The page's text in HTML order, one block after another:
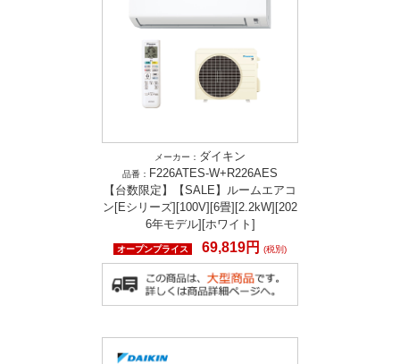
メーカー： ダイキン
品番： F226ATES-W+R226AES
【台数限定】【SALE】ルームエアコ
ン[Eシリーズ][100V][6畳][2.2kW][202
6年モデル][ホワイト]
オープンプライス 69,819円 (税別)